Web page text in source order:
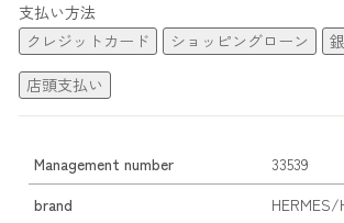
支払い方法
クレジットカード
ショッピングローン
店頭支払い
Management number
33539
brand
HERMES/